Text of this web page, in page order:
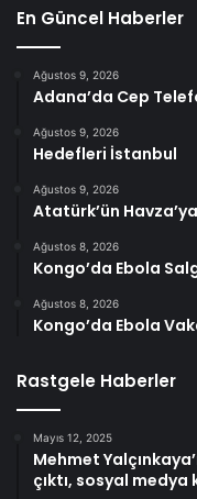
En Güncel Haberler
Ağustos 9, 2026
Adana’da Cep
Ağustos 9, 2026
Hedefleri İstanbul
Ağustos 9, 2026
Atatürk’ün
Ağustos 8, 2026
Kongo’da Ebola
Ağustos 8, 2026
Kongo’da Ebola
Rastgele Haberler
Mayıs 12, 2025
Mehmet
çıktı, sosyal medya